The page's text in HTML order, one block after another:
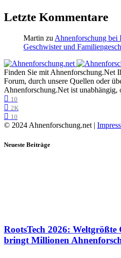
Letzte Kommentare
Martin zu Ahnenforschung bei
Geschwister und
Finden Sie mit Ahnenforschung.Net
Forum, durch unsere Quellen oder
Ahnenforschung.Net ist
10
2K
10
© 2024 Ahnenforschung.net |
Neueste Beiträge
RootsTech 2026: Weltgrößte
bringt Millionen